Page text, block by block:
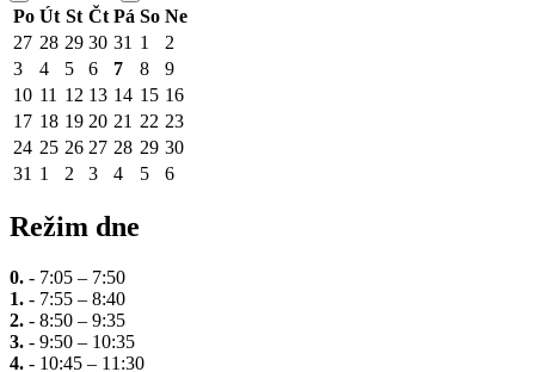
Po Út St Čt Pá So Ne
27 28 29 30 31 1
2
3
4 5 6 7 8
9
10 11 12 13 14 15 16
17 18 19 20 21 22 23
24 25 26 27 28 29 30
31 1 2 3 4 5 6
Režim dne
0. - 7:05 – 7:50
1. - 7:55 – 8:40
2. - 8:50 – 9:35
3. - 9:50 – 10:35
4. - 10:45 – 11:30